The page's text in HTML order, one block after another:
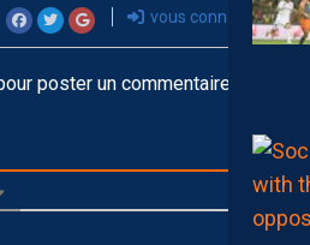
vous connecter
poster un commentaire